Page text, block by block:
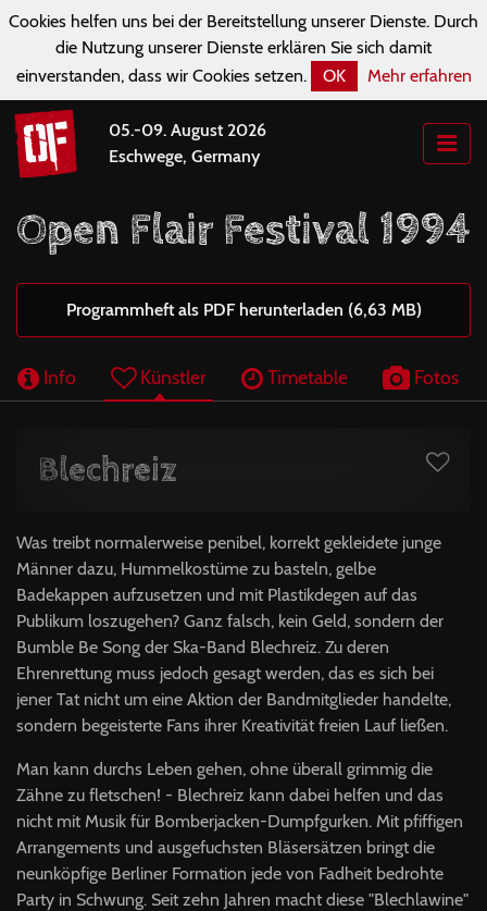
Cookies helfen uns bei der Bereitstellung unserer Dienste. Durch
die Nutzung unserer Dienste erklären Sie sich damit
einverstanden, dass wir Cookies setzen.
OK Mehr erfahren
05.-09. August 2026
Eschwege, Germany
Open Flair Festival 1994
Programmheft als PDF herunterladen (6,63 MB)
Info Künstler Timetable Fotos
Blechreiz
Was treibt normalerweise penibel, korrekt gekleidete junge
Männer dazu, Hummelkostüme zu basteln, gelbe
Badekappen aufzusetzen und mit Plastikdegen auf das
Publikum loszugehen? Ganz falsch, kein Geld, sondern der
Bumble Be Song der Ska-Band Blechreiz. Zu deren
Ehrenrettung muss jedoch gesagt werden, das es sich bei
jener Tat nicht um eine Aktion der Bandmitglieder handelte,
sondern begeisterte Fans ihrer Kreativität freien Lauf ließen.
Man kann durchs Leben gehen, ohne überall grimmig die
Zähne zu fletschen! - Blechreiz kann dabei helfen und das
nicht mit Musik für Bomberjacken-Dumpfgurken. Mit pfiffigen
Arrangements und ausgefuchsten Bläsersätzen bringt die
neunköpfige Berliner Formation jede von Fadheit bedrohte
Party in Schwung. Seit zehn Jahren macht diese "Blechlawine"